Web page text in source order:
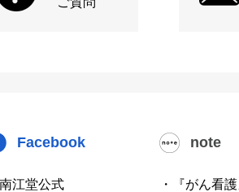
Facebook
南江堂公式
note
・『がん看